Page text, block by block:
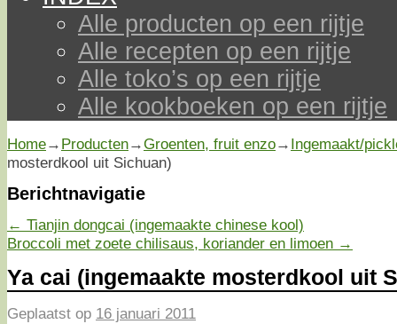
Alle producten op een rijtje
Alle recepten op een rijtje
Alle toko’s op een rijtje
Alle kookboeken op een rijtje
Home→ Producten→Groenten, fruit enzo→ Ingemaakt/
mosterdkool uit Sichuan)
Berichtnavigatie
← Tianjin dongcai (ingemaakte chinese kool)
Broccoli met zoete chilisaus, koriander en limoen →
Ya cai (ingemaakte mosterdkool uit
Geplaatst op 16 januari 2011